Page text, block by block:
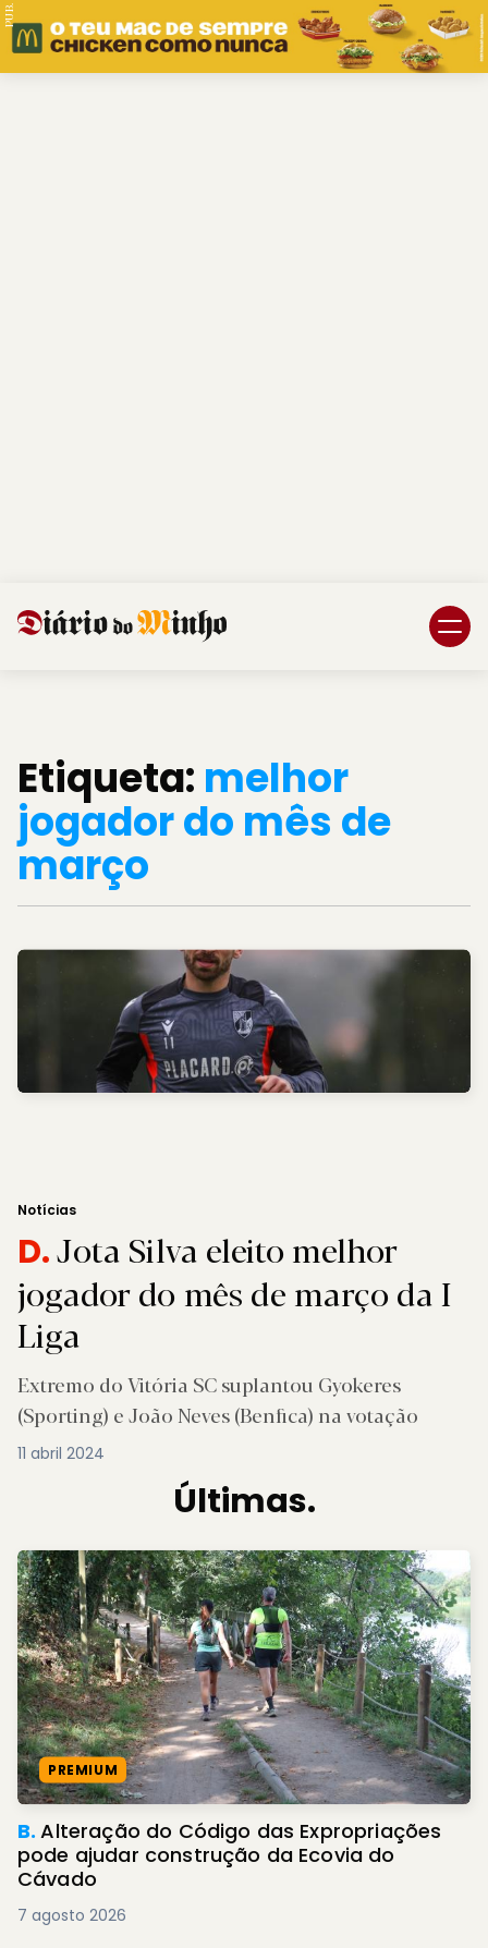
PUB.
Etiqueta: melhor
jogador do mês de
março
Notícias
D.Jota Silva eleito melhor
jogador do mês de março da I
Liga
Extremo do Vitória SC suplantou Gyokeres
(Sporting) e João Neves (Benfica) na votação
11 abril 2024
Últimas.
PREMIUM
B.Alteração do Código das Expropriações
pode ajudar construção da Ecovia do
Cávado
7 agosto 2026